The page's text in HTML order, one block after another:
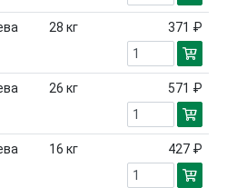
28 кг 371 ₽
26 кг 571 ₽
16 кг 427 ₽